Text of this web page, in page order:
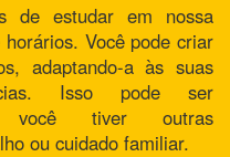
de estudar em nossa
Você pode criar
adaptando-a às suas
Isso pode ser
você tiver outras
ou cuidado familiar.